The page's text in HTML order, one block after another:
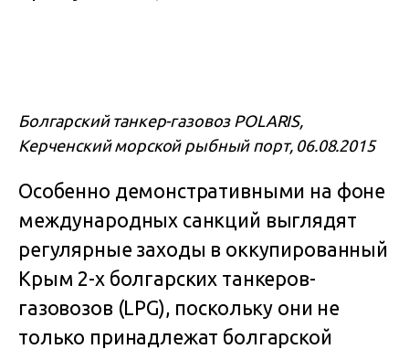
Болгарский танкер-газовоз POLARIS,
Керченский морской рыбный порт, 06.08.2015
Особенно демонстративными на фоне
международных санкций выглядят
регулярные заходы в оккупированный
Крым 2-х болгарских танкеров-
газовозов (LPG), поскольку они не
только принадлежат болгарской